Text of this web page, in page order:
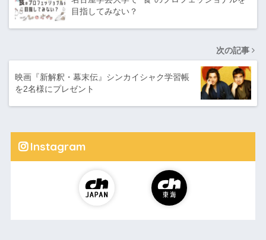
目指してみない？
次の記事
映画『新解釈・幕末伝』シンカイシャク学習帳
を2名様にプレゼント
Instagram